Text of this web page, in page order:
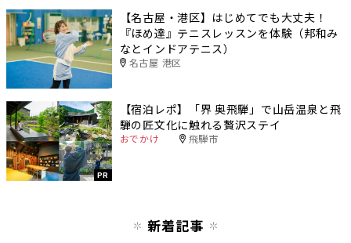
【名古屋・港区】はじめてでも大丈夫！
『ほめ達』テニスレッスンを体験（邦和み
なとインドアテニス）
名古屋 港区
PR
【宿泊レポ】「界 奥飛騨」で山岳温泉と飛
騨の匠文化に触れる贅沢ステイ
おでかけ 飛騨市
新着記事